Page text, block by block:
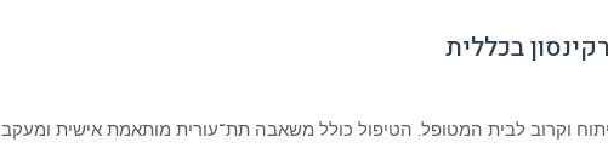
בכללית
וקרוב לבית המטופל. הטיפול כולל משאבה תת־עורית מותאמת אישית ומעקב